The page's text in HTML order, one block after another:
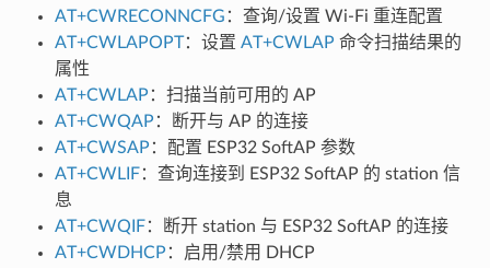
AT+CWRECONNCFG ：查询/设置 Wi-Fi 重连配置
AT+CWLAPOPT：设置 AT+CWLAP 命令扫描结果的
属性
AT+CWLAP ：扫描当前可用的 AP
AT+CWQAP ：断开与 AP 的连接
AT+CWSAP ：配置 ESP32 SoftAP 参数
AT+CWLIF：查询连接到 ESP32 SoftAP 的 station 信
息
AT+CWQIF：断开 station 与 ESP32 SoftAP 的连接
AT+CWDHCP ：启用/禁用 DHCP